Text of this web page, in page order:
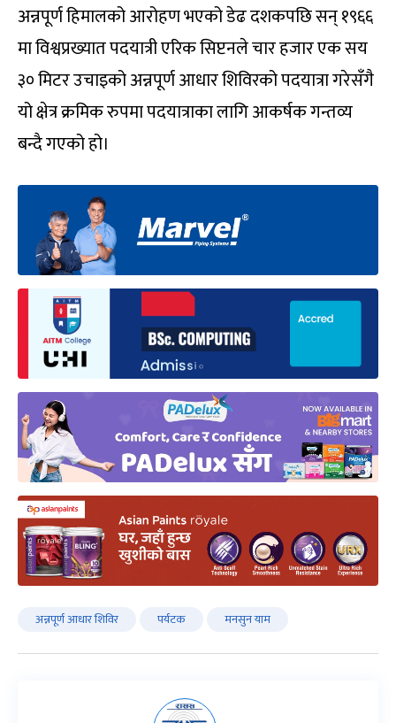
अन्नपूर्ण हिमालको आरोहण भएको डेढ दशकपछि सन् १९६६
मा विश्वप्रख्यात पदयात्री एरिक सिप्टनले चार हजार एक सय
३० मिटर उचाइको अन्नपूर्ण आधार शिविरको पदयात्रा गरेसँगै
यो क्षेत्र क्रमिक रुपमा पदयात्राका लागि आकर्षक गन्तव्य
बन्दै गएको हो।
अन्नपूर्ण आधार शिविर पर्यटक मनसुन याम